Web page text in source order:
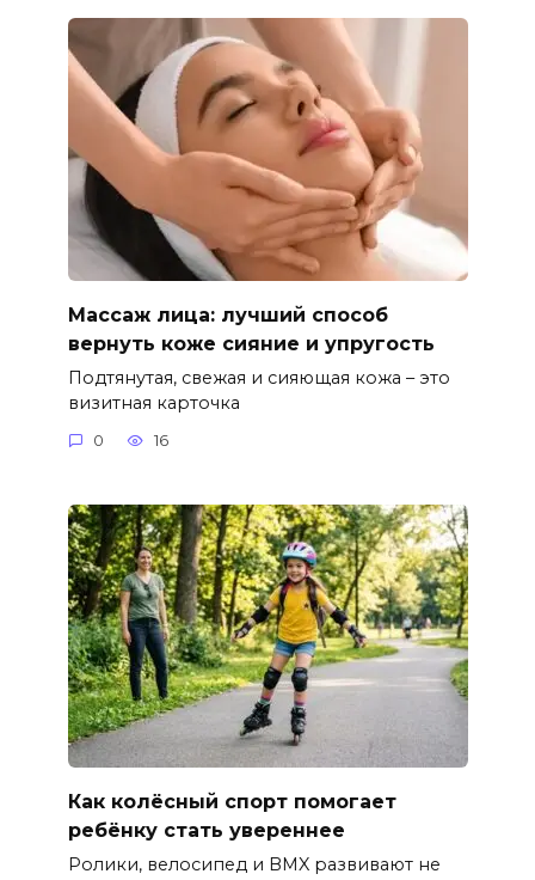
Массаж лица: лучший способ
вернуть коже сияние и упругость
Подтянутая, свежая и сияющая кожа – это
визитная карточка
0 16
Как колёсный спорт помогает
ребёнку стать увереннее
Ролики, велосипед и BMX развивают не